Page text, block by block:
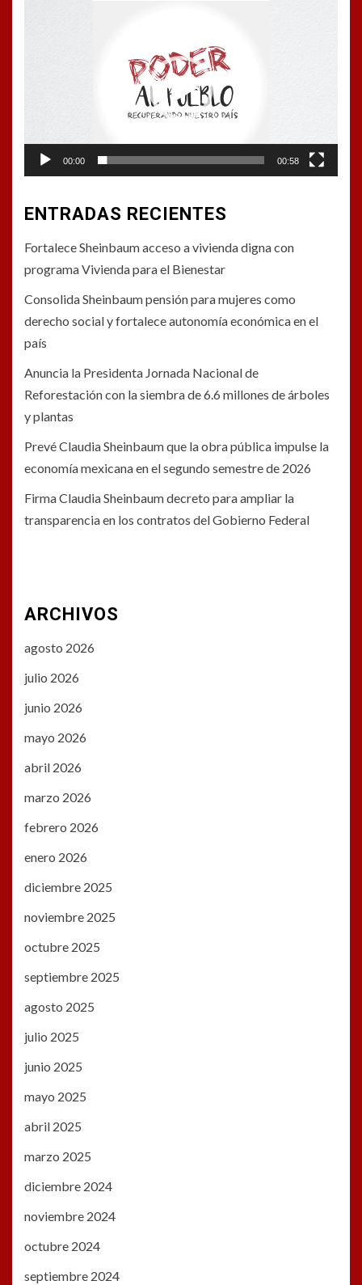
00:00 00:58
ENTRADAS RECIENTES
Fortalece Sheinbaum acceso a vivienda digna con
programa Vivienda para el Bienestar
Consolida Sheinbaum pensión para mujeres como
derecho social y fortalece autonomía económica en el
país
Anuncia la Presidenta Jornada Nacional de
Reforestación con la siembra de 6.6 millones de árboles
y plantas
Prevé Claudia Sheinbaum que la obra pública impulse la
economía mexicana en el segundo semestre de 2026
Firma Claudia Sheinbaum decreto para ampliar la
transparencia en los contratos del Gobierno Federal
ARCHIVOS
agosto 2026
julio 2026
junio 2026
mayo 2026
abril 2026
marzo 2026
febrero 2026
enero 2026
diciembre 2025
noviembre 2025
octubre 2025
septiembre 2025
agosto 2025
julio 2025
junio 2025
mayo 2025
abril 2025
marzo 2025
diciembre 2024
noviembre 2024
octubre 2024
septiembre 2024